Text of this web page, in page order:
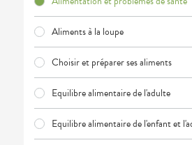
VOTRE
APPLICATION
Aliments à la loupe
Choisir et préparer ses aliments
Equilibre alimentaire de l'adulte
Equilibre alimentaire de l'enfant et